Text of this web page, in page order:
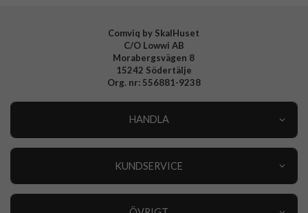
Comviq by SkalHuset
C/O Lowwi AB
Morabergsvägen 8
15242 Södertälje
Org. nr: 556881-9238
HANDLA
KUNDSERVICE